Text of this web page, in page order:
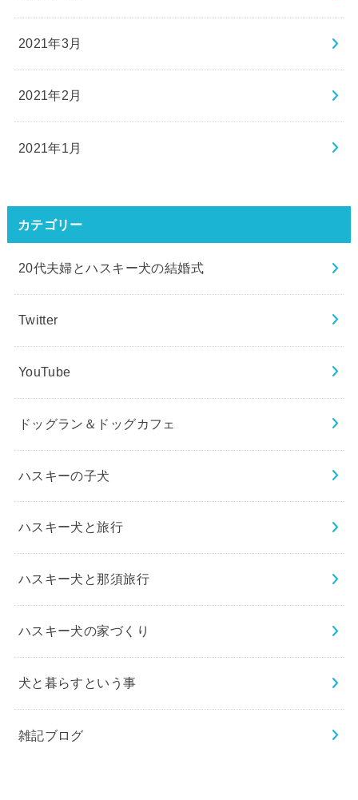
2021年3月
2021年2月
2021年1月
カテゴリー
20代夫婦とハスキー犬の結婚式
Twitter
YouTube
ドッグラン＆ドッグカフェ
ハスキーの子犬
ハスキー犬と旅行
ハスキー犬と那須旅行
ハスキー犬の家づくり
犬と暮らすという事
雑記ブログ